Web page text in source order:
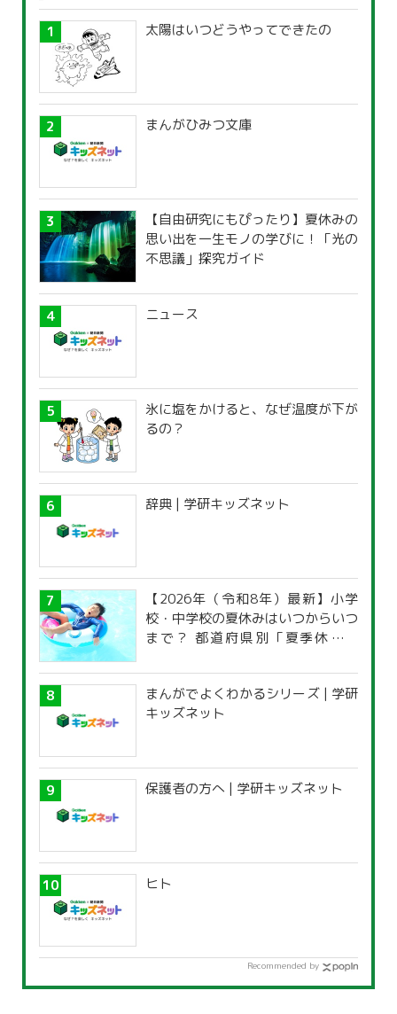
太陽はいつどうやってできたの
まんがひみつ文庫
【自由研究にもぴったり】夏休みの
思い出を一生モノの学びに！「光の
不思議」探究ガイド
ニュース
氷に塩をかけると、なぜ温度が下が
るの？
辞典 | 学研キッズネット
【2026年（令和8年）最新】小学
校・中学校の夏休みはいつからいつ
まで？ 都道府県別「夏季休暇一
まんがでよくわかるシリーズ | 学研
キッズネット
保護者の方へ | 学研キッズネット
ヒト
Recommended by